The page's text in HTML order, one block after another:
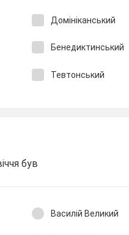
Домініканський
Бенедиктинський
Тевтонський
був
Василій Великий